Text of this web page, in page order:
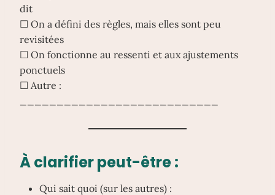
dit
☐ On a défini des règles, mais elles sont peu
revisitées
☐ On fonctionne au ressenti et aux ajustements
ponctuels
☐ Autre :
À clarifier peut-être :
Qui sait quoi (sur les autres) :